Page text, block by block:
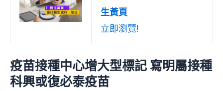
生黃頁
立即瀏覽!
疫苗接種中心增大型標記 寫明屬接種
科興或復必泰疫苗